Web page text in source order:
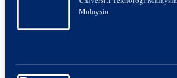
Malaysia